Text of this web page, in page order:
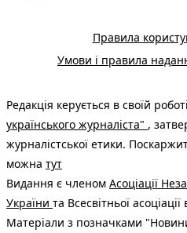
Правила
Умови і правила
Редакція керується в своїй роботі
українського журналіста" ,
журналістської етики.
можна тут
Видання є членом Асоціації
України та Всесвітньої
Матеріали з позначками